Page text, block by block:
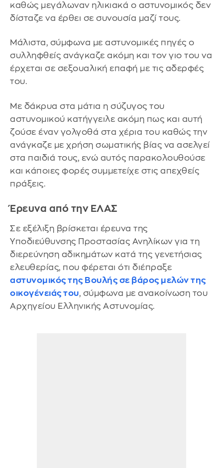
καθώς μεγάλωναν ηλικιακά ο αστυνομικός δεν
δίσταζε να έρθει σε συνουσία μαζί τους.
Μάλιστα, σύμφωνα με αστυνομικές πηγές ο
συλληφθείς ανάγκαζε ακόμη και τον γιο του να
έρχεται σε σεξουαλική επαφή με τις αδερφές
του.
Με δάκρυα στα μάτια η σύζυγος του
αστυνομικού κατήγγειλε ακόμη πως και αυτή
ζούσε έναν γολγοθά στα χέρια του καθώς την
ανάγκαζε με χρήση σωματικής βίας να ασελγεί
στα παιδιά τους, ενώ αυτός παρακολουθούσε
και κάποιες φορές συμμετείχε στις απεχθείς
πράξεις.
Έρευνα από την ΕΛΑΣ
Σε εξέλιξη βρίσκεται έρευνα της
Υποδιεύθυνσης Προστασίας Ανηλίκων για τη
διερεύνηση αδικημάτων κατά της γενετήσιας
ελευθερίας, που φέρεται ότι διέπραξε
αστυνομικός της Βουλής σε βάρος μελών της
οικογένειάς του, σύμφωνα με ανακοίνωση του
Αρχηγείου Ελληνικής Αστυνομίας.